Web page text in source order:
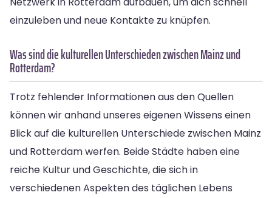
einzuleben und neue Kontakte zu knüpfen.
Was sind die kulturellen Unterschieden zwischen Mainz und
Rotterdam?
Trotz fehlender Informationen aus den Quellen
können wir anhand unseres eigenen Wissens einen
Blick auf die kulturellen Unterschiede zwischen Mainz
und Rotterdam werfen. Beide Städte haben eine
reiche Kultur und Geschichte, die sich in
verschiedenen Aspekten des täglichen Lebens